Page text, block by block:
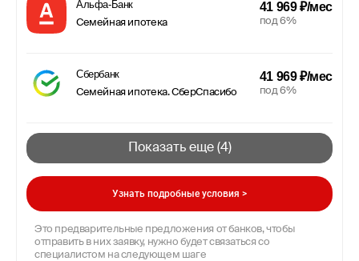
Альфа-Банк
Семейная ипотека
41 969 ₽/мес
под 6%
Сбербанк
Семейная ипотека. СберСпасибо
41 969 ₽/мес
под 6%
Показать еще (4)
Узнать подробные условия >
Это предварительные предложения от банков, чтобы
отправить в них заявку, нужно будет связаться со
специалистом на следующем шаге